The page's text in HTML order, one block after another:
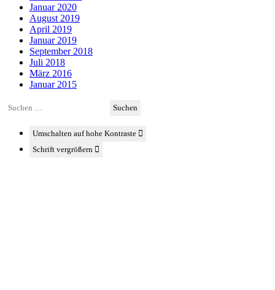
Januar 2020
August 2019
April 2019
Januar 2019
September 2018
Juli 2018
März 2016
Januar 2015
Suchen
Umschalten auf hohe Kontraste
Schrift vergrößern